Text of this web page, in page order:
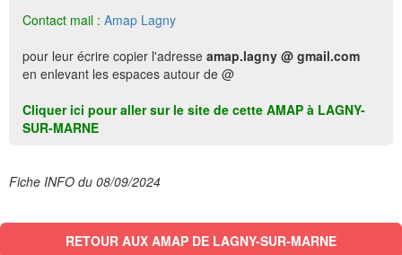
Contact mail : Amap Lagny
pour leur écrire copier l'adresse amap.lagny @ gmail.com
en enlevant les espaces autour de @
Cliquer ici pour aller sur le site de cette AMAP à LAGNY-
SUR-MARNE
Fiche INFO du 08/09/2024
RETOUR AUX AMAP DE LAGNY-SUR-MARNE